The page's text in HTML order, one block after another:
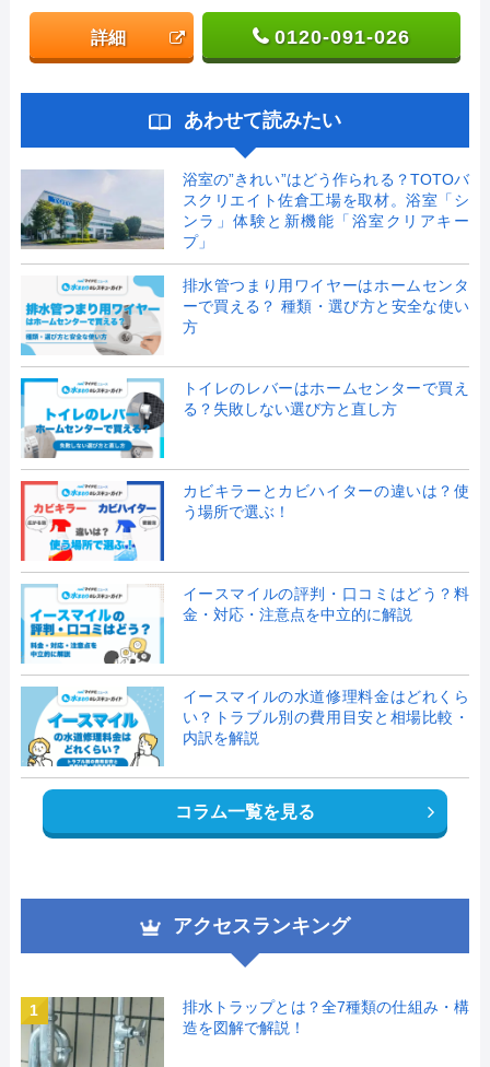
詳細 0120-091-026
あわせて読みたい
浴室の”きれい”はどう作られる？TOTOバ
スクリエイト佐倉工場を取材。浴室「シ
ンラ」体験と新機能「浴室クリアキー
プ」
排水管つまり用ワイヤーはホームセンタ
ーで買える？ 種類・選び方と安全な使い
方
トイレのレバーはホームセンターで買え
る？失敗しない選び方と直し方
カビキラーとカビハイターの違いは？使
う場所で選ぶ！
イースマイルの評判・口コミはどう？料
金・対応・注意点を中立的に解説
イースマイルの水道修理料金はどれくら
い？トラブル別の費用目安と相場比較・
内訳を解説
コラム一覧を見る
アクセスランキング
1
排水トラップとは？全7種類の仕組み・構
造を図解で解説！